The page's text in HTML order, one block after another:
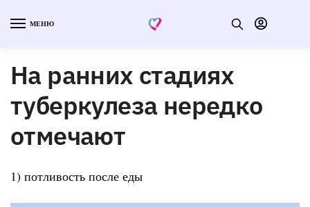
МЕНЮ
На ранних стадиях
туберкулеза нередко
отмечают
1) потливость после еды